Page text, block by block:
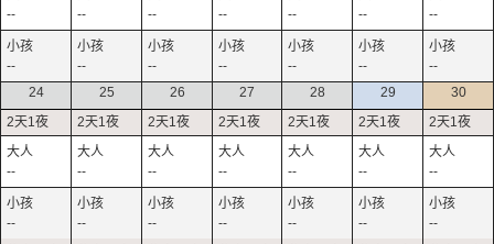
--
--
--
--
--
--
--
--
--
--
--
--
--
--
24
--
--
25
--
--
26
--
--
27
--
--
28
--
--
29
--
--
30
--
--